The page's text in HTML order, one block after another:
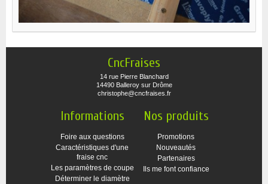
CncFraises
14 rue Pierre Blanchard
14490 Balleroy sur Drôme
christophe@cncfraises.fr
Informations
Foire aux questions
Caractéristiques d'une
fraise cnc
Les paramètres de coupe
Déterminer le diamètre
Nos produits
Promotions
Nouveautés
Partenaires
Ils me font confiance